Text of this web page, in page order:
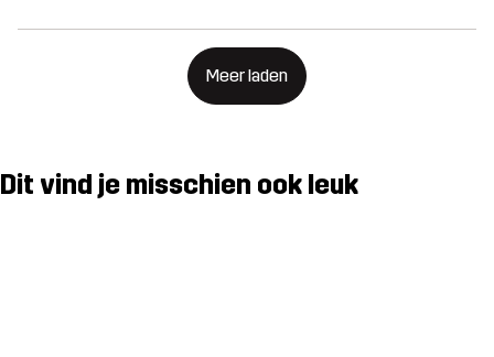
Meer laden
Dit vind je misschien ook leuk